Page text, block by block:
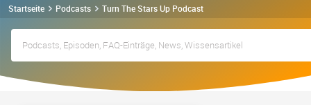
Startseite Podcasts Turn The Stars Up Podcast